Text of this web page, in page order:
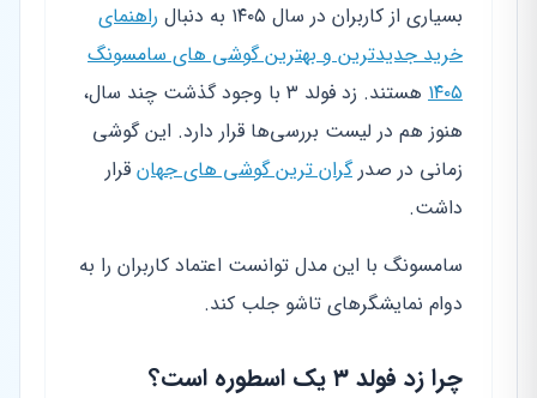
بسیاری از کاربران در سال ۱۴۰۵ به دنبال
راهنمای
خرید جدیدترین و بهترین گوشی های سامسونگ
۱۴۰۵
هستند. زد فولد ۳ با وجود گذشت چند سال،
هنوز هم در لیست بررسی‌ها قرار دارد. این گوشی
زمانی در صدرگران ترین گوشی های جهان قرار
داشت.
سامسونگ با این مدل توانست اعتماد کاربران را به
دوام نمایشگرهای تاشو جلب کند.
چرا زد فولد ۳ یک اسطوره است؟